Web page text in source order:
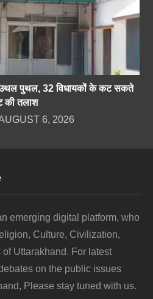
उथल पुथल, 32 विधायकों के कट सकते
की तलाश
6, 2026
emerging digital platform, who
Culture, Civilization,
Uttarakhand. For latest
on the public issues
Please stay tuned with us.